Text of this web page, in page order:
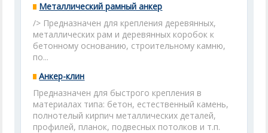
Металлический рамный анкер
/> Предназначен для крепления деревянных,
металлических рам и деревянных коробок к
бетонному основанию, строительному камню,
по...
Анкер-клин
Предназначен для быстрого крепления в
материалах типа: бетон, естественный камень,
полнотелый кирпич металлических деталей,
профилей, планок, подвесных потолков и т.п.